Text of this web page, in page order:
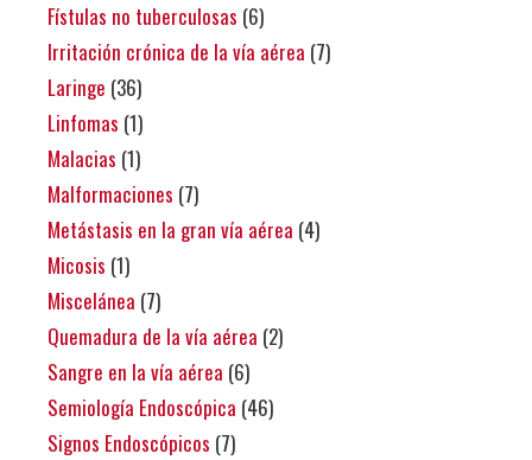
Fístulas no tuberculosas (6)
Irritación crónica de la vía aérea (7)
Laringe (36)
Linfomas (1)
Malacias (1)
Malformaciones (7)
Metástasis en la gran vía aérea (4)
Micosis (1)
Miscelánea (7)
Quemadura de la vía aérea (2)
Sangre en la vía aérea (6)
Semiología Endoscópica (46)
Signos Endoscópicos (7)